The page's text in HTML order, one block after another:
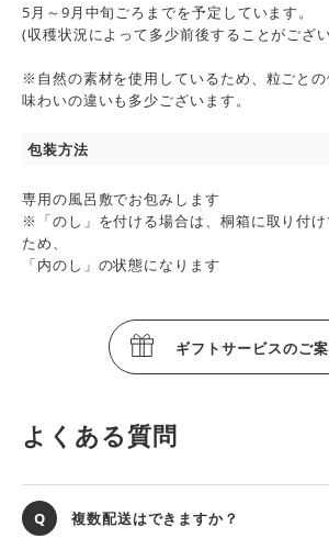
5月～9月中旬ごろまでを予定しています。
(収穫状況によって多少前後することがござ
※自然の素材を使用しているため、粒ごと
味わいの違いも多少ございます。
包装方法
専用の風呂敷でお包みします
※「のし」を付ける場合は、桐箱に取り付
ため、
「内のし」の状態になります
ギフトサービスのご
よくある質問
複数配送はできますか？